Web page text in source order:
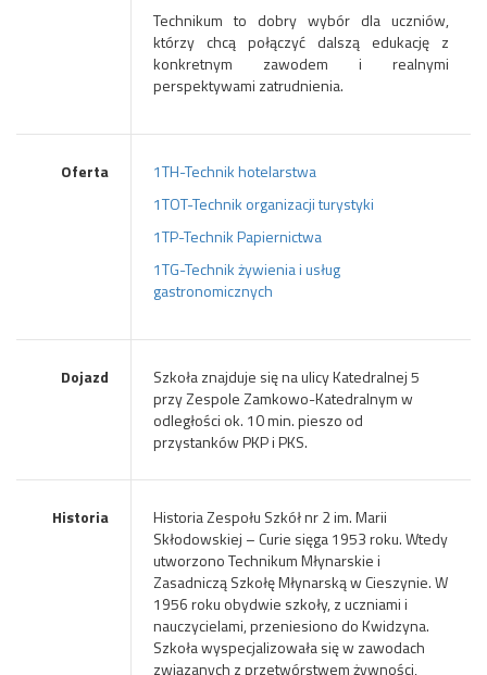
Technikum to dobry wybór dla uczniów,
którzy chcą połączyć dalszą edukację z
konkretnym zawodem i realnymi
perspektywami zatrudnienia.
Oferta
1TH-Technik hotelarstwa
1TOT-Technik organizacji turystyki
1TP-Technik Papiernictwa
1TG-Technik żywienia i usług
gastronomicznych
Dojazd
Szkoła znajduje się na ulicy Katedralnej 5
przy Zespole Zamkowo-Katedralnym w
odległości ok. 10 min. pieszo od
przystanków PKP i PKS.
Historia
Historia Zespołu Szkół nr 2 im. Marii
Skłodowskiej – Curie sięga 1953 roku. Wtedy
utworzono Technikum Młynarskie i
Zasadniczą Szkołę Młynarską w Cieszynie. W
1956 roku obydwie szkoły, z uczniami i
nauczycielami, przeniesiono do Kwidzyna.
Szkoła wyspecjalizowała się w zawodach
związanych z przetwórstwem żywności,